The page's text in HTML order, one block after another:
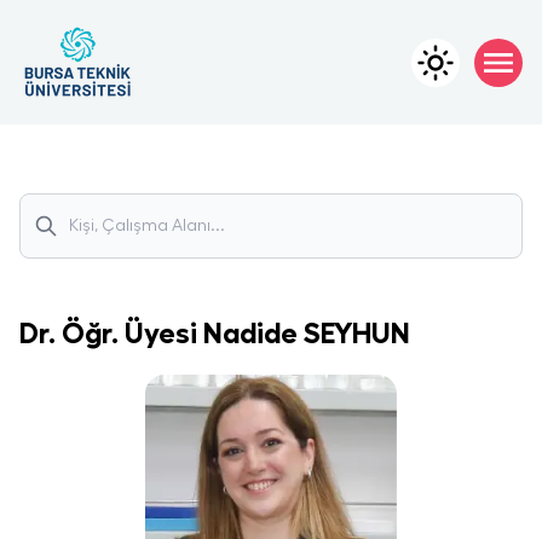
Dr. Öğr. Üyesi Nadide SEYHUN